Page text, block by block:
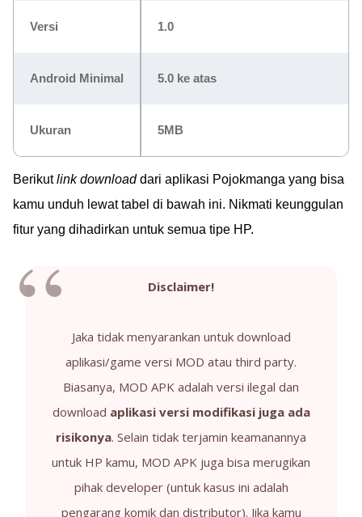
Versi 1.0
Android Minimal 5.0 ke atas
Ukuran 5MB
Berikutlink downloaddari aplikasi Pojokmanga yang bisa
kamu unduh lewat tabel di bawah ini. Nikmati keunggulan
fitur yang dihadirkan untuk semua tipe HP.
Disclaimer!
Jaka tidak menyarankan untuk download
aplikasi/game versi MOD atau third party.
Biasanya, MOD APK adalah versi ilegal dan
download aplikasi versi modifikasi juga ada
risikonya. Selain tidak terjamin keamanannya
untuk HP kamu, MOD APK juga bisa merugikan
pihak developer (untuk kasus ini adalah
pengarang komik dan distributor). Jika kamu